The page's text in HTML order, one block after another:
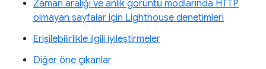
Zaman aralığı ve anlık görüntü modlarında HTTP
olmayan sayfalar için Lighthouse denetimleri
Erişilebilirlikle ilgili iyileştirmeler
Diğer öne çıkanlar